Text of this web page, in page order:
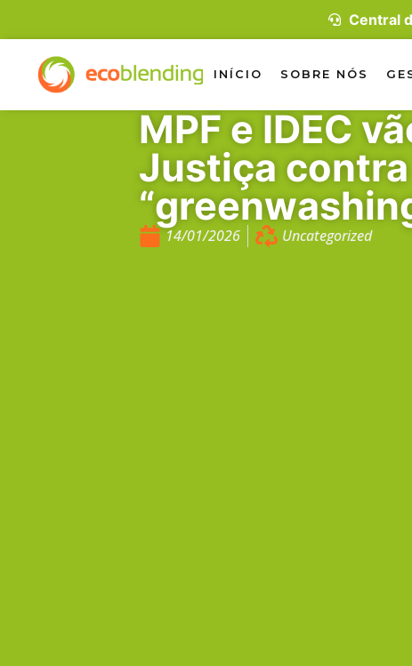
Central
INÍCIO SOBRE NÓS
MPF e IDEC
Justiça contra
14/01/2026 Uncategorized